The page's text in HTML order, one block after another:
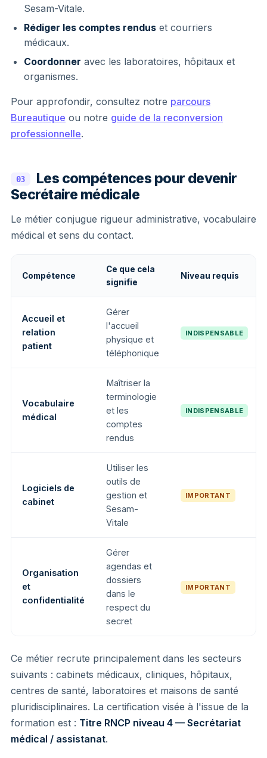
Sesam-Vitale.
Rédiger les comptes rendus et courriers
médicaux.
Coordonner avec les laboratoires, hôpitaux et
organismes.
Pour approfondir, consultez notre parcours
Bureautique ou notre guide de la reconversion
professionnelle.
03
Les compétences pour devenir
Secrétaire médicale
Le métier conjugue rigueur administrative, vocabulaire
médical et sens du contact.
Compétence
Ce que cela
signifie
Niveau requis
Accueil et
relation
patient
Gérer
l'accueil
physique et
téléphonique
INDISPENSABLE
Vocabulaire
médical
Maîtriser la
terminologie
et les
comptes
rendus
INDISPENSABLE
Logiciels de
cabinet
Utiliser les
outils de
gestion et
Sesam-
Vitale
IMPORTANT
Organisation
et
confidentialité
Gérer
agendas et
dossiers
dans le
respect du
secret
IMPORTANT
Ce métier recrute principalement dans les secteurs
suivants : cabinets médicaux, cliniques, hôpitaux,
centres de santé, laboratoires et maisons de santé
pluridisciplinaires. La certification visée à l'issue de la
formation est : Titre RNCP niveau 4 — Secrétariat
médical / assistanat.